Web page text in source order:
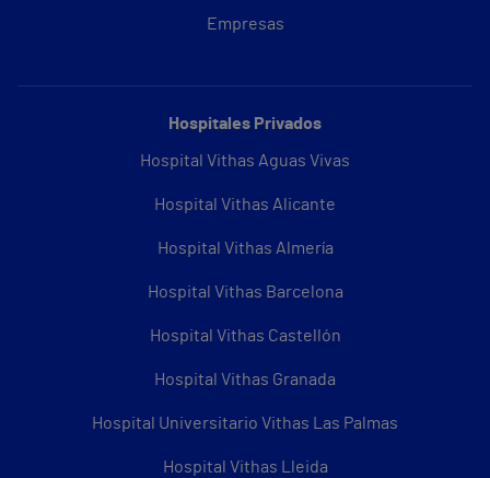
Empresas
Hospitales Privados
Hospital Vithas Aguas Vivas
Hospital Vithas Alicante
Hospital Vithas Almería
Hospital Vithas Barcelona
Hospital Vithas Castellón
Hospital Vithas Granada
Hospital Universitario Vithas Las Palmas
Hospital Vithas Lleida